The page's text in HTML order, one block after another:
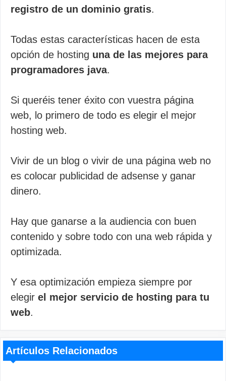
registro de un dominio gratis.
Todas estas características hacen de esta
opción de hosting una de las mejores para
programadores java.
Si queréis tener éxito con vuestra página
web, lo primero de todo es elegir el mejor
hosting web.
Vivir de un blog o vivir de una página web no
es colocar publicidad de adsense y ganar
dinero.
Hay que ganarse a la audiencia con buen
contenido y sobre todo con una web rápida y
optimizada.
Y esa optimización empieza siempre por
elegir el mejor servicio de hosting para tu
web.
Artículos Relacionados